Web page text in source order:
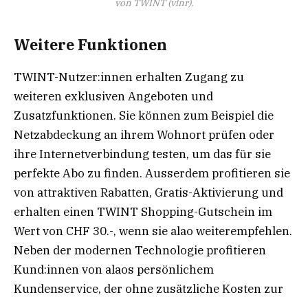
von TWINT (vlnr).
Weitere Funktionen
TWINT-Nutzer:innen erhalten Zugang zu
weiteren exklusiven Angeboten und
Zusatzfunktionen. Sie können zum Beispiel die
Netzabdeckung an ihrem Wohnort prüfen oder
ihre Internetverbindung testen, um das für sie
perfekte Abo zu finden. Ausserdem profitieren sie
von attraktiven Rabatten, Gratis-Aktivierung und
erhalten einen TWINT Shopping-Gutschein im
Wert von CHF 30.-, wenn sie alao weiterempfehlen.
Neben der modernen Technologie profitieren
Kund:innen von alaos persönlichem
Kundenservice, der ohne zusätzliche Kosten zur